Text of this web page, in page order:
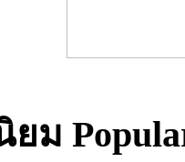
ยม